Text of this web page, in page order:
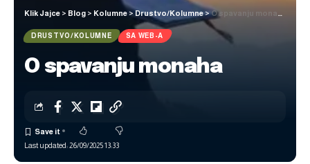
Klik Jajce > Blog > Kolumne >Drustvo/Kolumne>O spavanju monaha
DRUSTVO/KOLUMNE SA WEB-A
O spavanju monaha
Last updated: 26/09/2025 13:33